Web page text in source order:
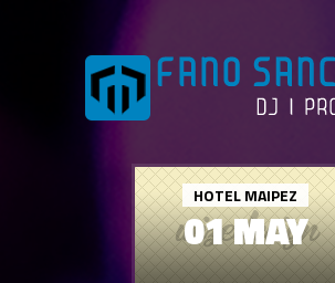
01 MAY
HOTEL MAIPEZ